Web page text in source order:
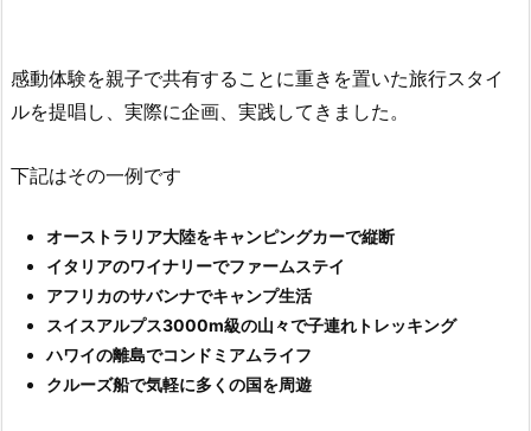
感動体験を親子で共有することに重きを置いた旅行スタイ
ルを提唱し、実際に企画、実践してきました。
下記はその一例です
オーストラリア大陸をキャンピングカーで縦断
イタリアのワイナリーでファームステイ
アフリカのサバンナでキャンプ生活
スイスアルプス3000m級の山々で子連れトレッキング
ハワイの離島でコンドミアムライフ
クルーズ船で気軽に多くの国を周遊